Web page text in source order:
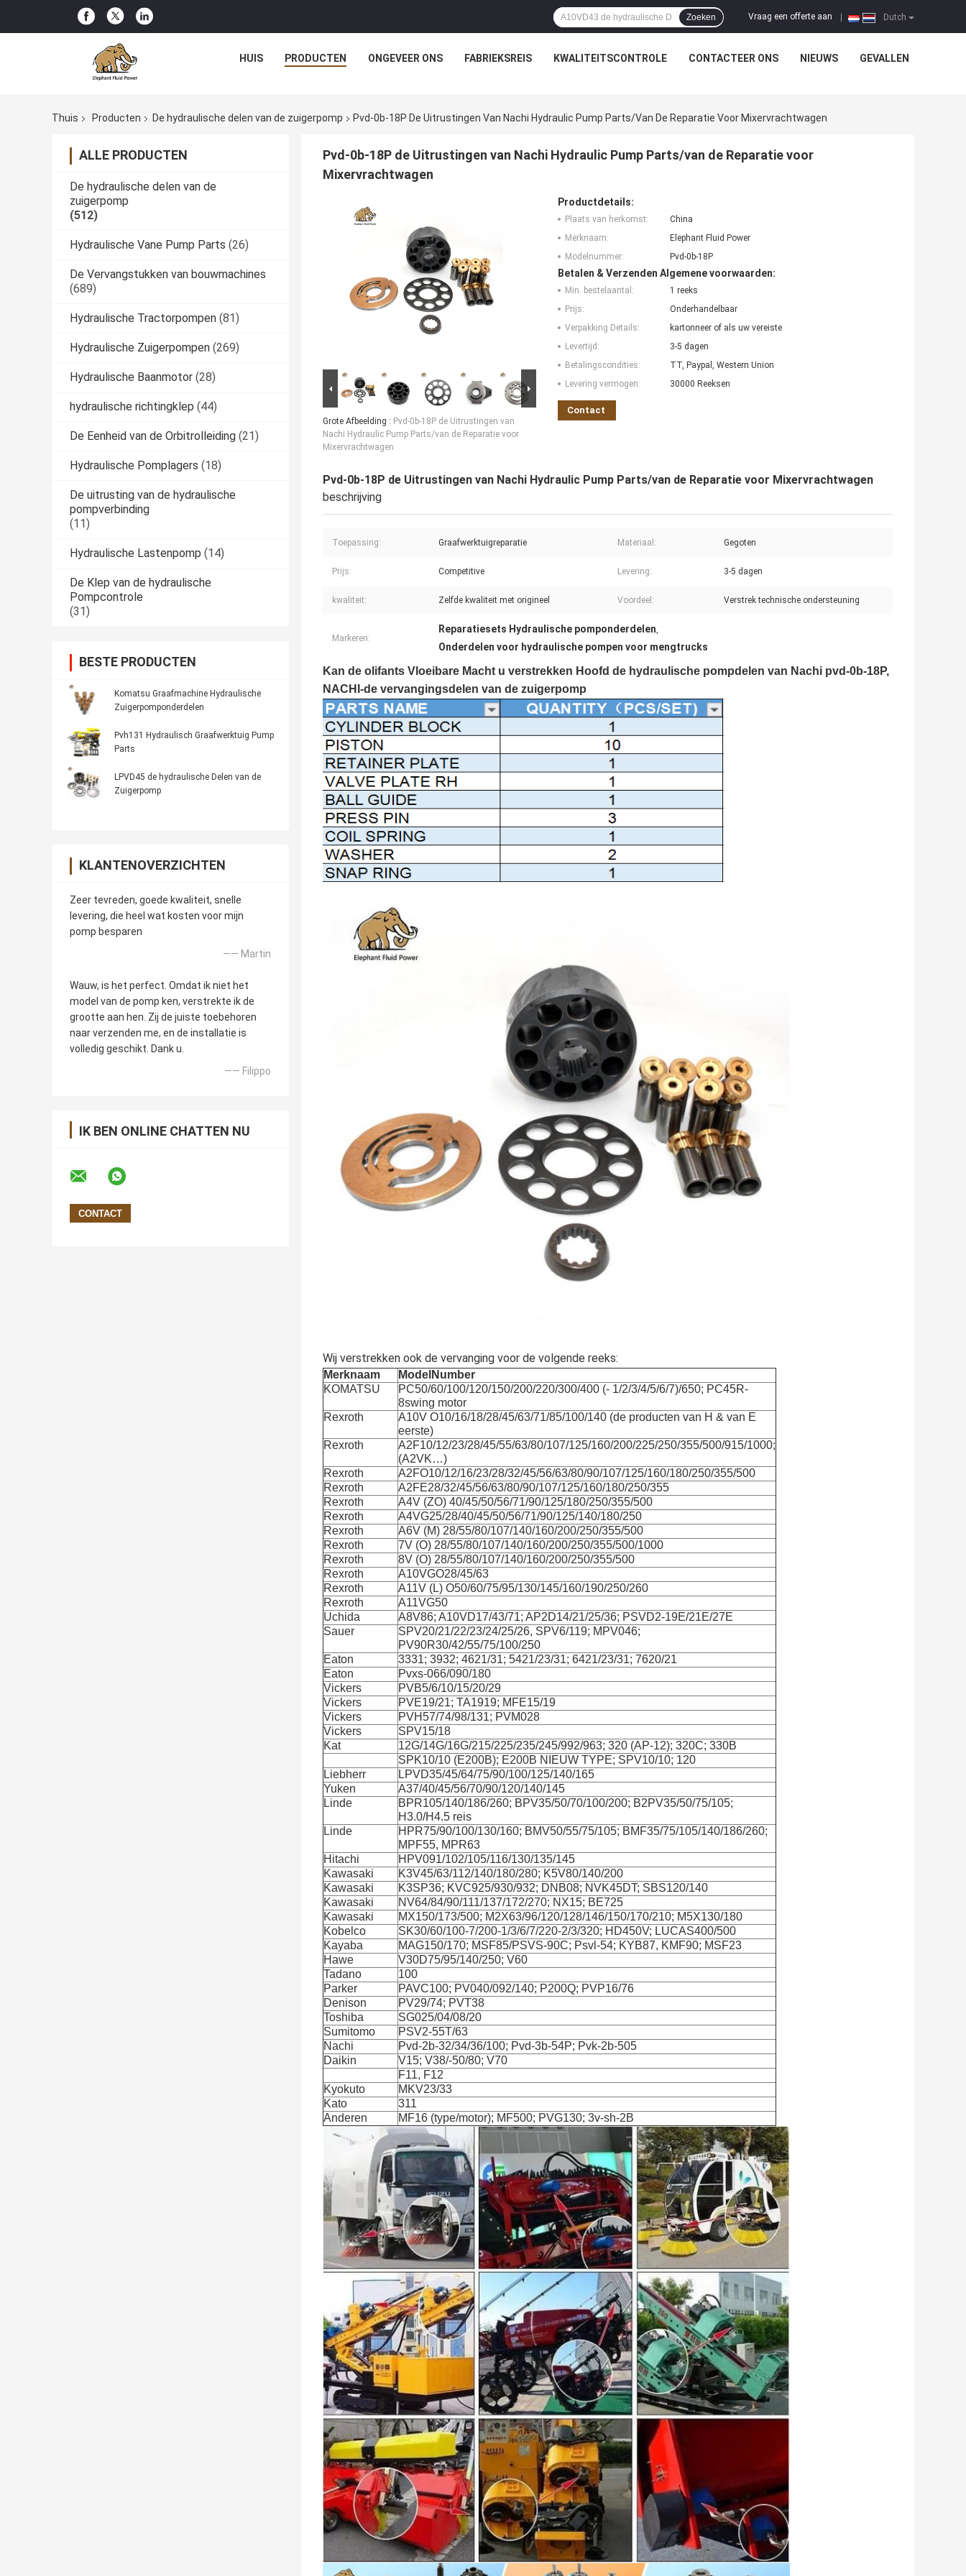
Dutch
Vraag een offerte aan
Zoeken
HUIS PRODUCTEN ONGEVEER ONS FABRIEKSREIS KWALITEITSCONTROLE CONTACTEER ONS NIEUWS GEVALLEN
Thuis Producten De hydraulische delen van de zuigerpomp Pvd-0b-18P De Uitrustingen Van Nachi Hydraulic Pump Parts/van De Reparatie Voor Mixervrachtwagen
ALLE PRODUCTEN
De hydraulische delen van de
zuigerpomp
(512)
Hydraulische Vane Pump Parts (26)
De Vervangstukken van bouwmachines
(689)
Hydraulische Tractorpompen (81)
Hydraulische Zuigerpompen (269)
Hydraulische Baanmotor (28)
hydraulische richtingklep (44)
De Eenheid van de Orbitrolleiding (21)
Hydraulische Pomplagers (18)
De uitrusting van de hydraulische
pompverbinding
(11)
Hydraulische Lastenpomp (14)
De Klep van de hydraulische
Pompcontrole
(31)
BESTE PRODUCTEN
Komatsu Graafmachine Hydraulische
Zuigerpomponderdelen
Pvh131 Hydraulisch Graafwerktuig Pump
Parts
LPVD45 de hydraulische Delen van de
Zuigerpomp
KLANTENOVERZICHTEN
Zeer tevreden, goede kwaliteit, snelle
levering, die heel wat kosten voor mijn
pomp besparen
—— Martin
Wauw, is het perfect. Omdat ik niet het
model van de pomp ken, verstrekte ik de
grootte aan hen. Zij de juiste toebehoren
naar verzenden me, en de installatie is
volledig geschikt. Dank u.
—— Filippo
IK BEN ONLINE CHATTEN NU
Pvd-0b-18P de Uitrustingen van Nachi Hydraulic Pump Parts/van de Reparatie voor
Mixervrachtwagen
Grote Afbeelding : Pvd-0b-18P de Uitrustingen van
Nachi Hydraulic Pump Parts/van de Reparatie voor
Mixervrachtwagen
Productdetails:
Plaats van herkomst:
China
Merknaam:
Elephant Fluid Power
Modelnummer:
Pvd-0b-18P
Betalen & Verzenden Algemene voorwaarden:
Min. bestelaantal:
1 reeks
Prijs:
Onderhandelbaar
Verpakking Details:
kartonneer of als uw vereiste
Levertijd:
3-5 dagen
Betalingscondities:
TT, Paypal, Western Union
Levering vermogen:
30000 Reeksen
Contact
Pvd-0b-18P de Uitrustingen van Nachi Hydraulic Pump Parts/van de Reparatie voor Mixervrachtwagen
beschrijving
Toepassing: Graafwerktuigreparatie Materiaal: Gegoten
Prijs: Competitive Levering: 3-5 dagen
kwaliteit: Zelfde kwaliteit met origineel Voordeel: Verstrek technische ondersteuning
Markeren:
Reparatiesets Hydraulische pomponderdelen,
Onderdelen voor hydraulische pompen voor mengtrucks
Kan de olifants Vloeibare Macht u verstrekken Hoofd de hydraulische pompdelen van Nachi pvd-0b-18P,
NACHI-de vervangingsdelen van de zuigerpomp
Wij verstrekken ook de vervanging voor de volgende reeks:
Merknaam
ModelNumber
KOMATSU
PC50/60/100/120/150/200/220/300/400 (- 1/2/3/4/5/6/7)/650; PC45R-
8swing motor
Rexroth
A10V O10/16/18/28/45/63/71/85/100/140 (de producten van H & van E
eerste)
Rexroth
A2F10/12/23/28/45/55/63/80/107/125/160/200/225/250/355/500/915/1000;
(A2VK…)
Rexroth
A2FO10/12/16/23/28/32/45/56/63/80/90/107/125/160/180/250/355/500
Rexroth
A2FE28/32/45/56/63/80/90/107/125/160/180/250/355
Rexroth
A4V (ZO) 40/45/50/56/71/90/125/180/250/355/500
Rexroth
A4VG25/28/40/45/50/56/71/90/125/140/180/250
Rexroth
A6V (M) 28/55/80/107/140/160/200/250/355/500
Rexroth
7V (O) 28/55/80/107/140/160/200/250/355/500/1000
Rexroth
8V (O) 28/55/80/107/140/160/200/250/355/500
Rexroth
A10VGO28/45/63
Rexroth
A11V (L) O50/60/75/95/130/145/160/190/250/260
Rexroth
A11VG50
Uchida
A8V86; A10VD17/43/71; AP2D14/21/25/36; PSVD2-19E/21E/27E
Sauer
SPV20/21/22/23/24/25/26, SPV6/119; MPV046;
PV90R30/42/55/75/100/250
Eaton
3331; 3932; 4621/31; 5421/23/31; 6421/23/31; 7620/21
Eaton
Pvxs-066/090/180
Vickers
PVB5/6/10/15/20/29
Vickers
PVE19/21; TA1919; MFE15/19
Vickers
PVH57/74/98/131; PVM028
Vickers
SPV15/18
Kat
12G/14G/16G/215/225/235/245/992/963; 320 (AP-12); 320C; 330B
SPK10/10 (E200B); E200B NIEUW TYPE; SPV10/10; 120
Liebherr
LPVD35/45/64/75/90/100/125/140/165
Yuken
A37/40/45/56/70/90/120/140/145
Linde
BPR105/140/186/260; BPV35/50/70/100/200; B2PV35/50/75/105;
H3.0/H4.5 reis
Linde
HPR75/90/100/130/160; BMV50/55/75/105; BMF35/75/105/140/186/260;
MPF55, MPR63
Hitachi
HPV091/102/105/116/130/135/145
Kawasaki
K3V45/63/112/140/180/280; K5V80/140/200
Kawasaki
K3SP36; KVC925/930/932; DNB08; NVK45DT; SBS120/140
Kawasaki
NV64/84/90/111/137/172/270; NX15; BE725
Kawasaki
MX150/173/500; M2X63/96/120/128/146/150/170/210; M5X130/180
Kobelco
SK30/60/100-7/200-1/3/6/7/220-2/3/320; HD450V; LUCAS400/500
Kayaba
MAG150/170; MSF85/PSVS-90C; Psvl-54; KYB87, KMF90; MSF23
Hawe
V30D75/95/140/250; V60
Tadano
100
Parker
PAVC100; PV040/092/140; P200Q; PVP16/76
Denison
PV29/74; PVT38
Toshiba
SG025/04/08/20
Sumitomo
PSV2-55T/63
Nachi
Pvd-2b-32/34/36/100; Pvd-3b-54P; Pvk-2b-505
Daikin
V15; V38/-50/80; V70
F11, F12
Kyokuto
MKV23/33
Kato
311
Anderen
MF16 (type/motor); MF500; PVG130; 3v-sh-2B